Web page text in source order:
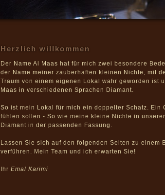
Herzlich willkommen
Der Name Al Maas hat für mich zwei besondere
der Name meiner zauberhaften kleinen Nichte, mit
Traum von einem eigenen Lokal wahr geworden ist
Maas in verschiedenen Sprachen Diamant.
So ist mein Lokal für mich ein doppelter Schatz. Ein
fühlen sollen - So wie meine kleine Nichte in
Diamant in der passenden Fassung.
Lassen Sie sich auf den folgenden Seiten zu einem
verführen. Mein Team und ich erwarten Sie!
Ihr Emal Karimi